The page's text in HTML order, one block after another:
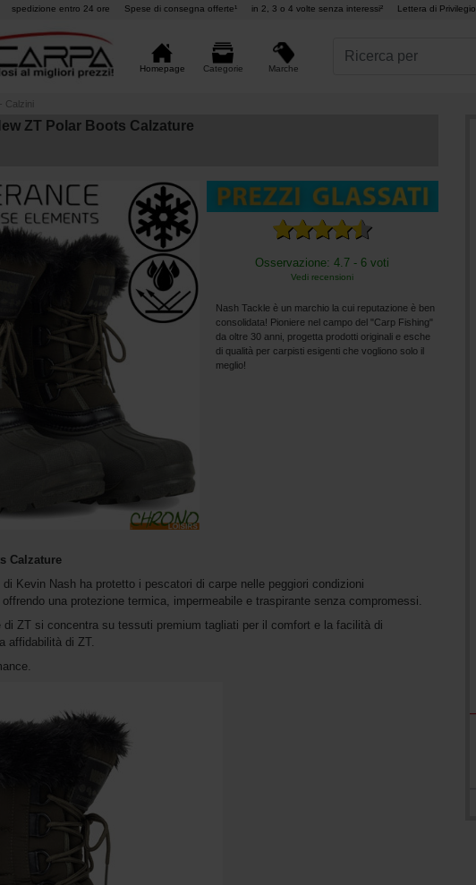
spedizione entro 24 ore Spese di consegna offerte¹ in 2, 3 o 4 volte senza interessi² Lettera di Privilegio
Homepage Categorie Marche
Calzini
ZT Polar Boots Calzature
Osservazione: 4.7 - 6 voti
Vedi recensioni
Nash Tackle è un marchio la cui reputazione è ben
consolidata! Pioniere nel campo del "Carp Fishing"
da oltre 30 anni, progetta prodotti originali e esche
di qualità per carpisti esigenti che vogliono solo il
meglio!
Calzature
di Kevin Nash ha protetto i pescatori di carpe nelle peggiori condizioni
una protezione termica, impermeabile e traspirante senza compromessi.
di ZT si concentra su tessuti premium tagliati per il comfort e la facilità di
affidabilità di ZT.